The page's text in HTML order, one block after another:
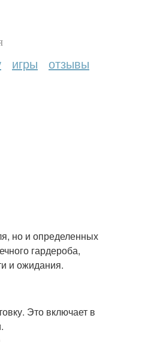
игры отзывы
но и определенных
гардероба,
и ожидания.
Это включает в